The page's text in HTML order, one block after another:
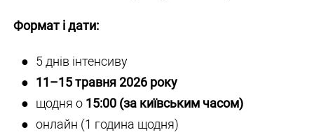
Формат і дати:
5 днів інтенсиву
11–15 травня 2026 року
щодня о 15:00 (за київським часом)
онлайн (1 година щодня)